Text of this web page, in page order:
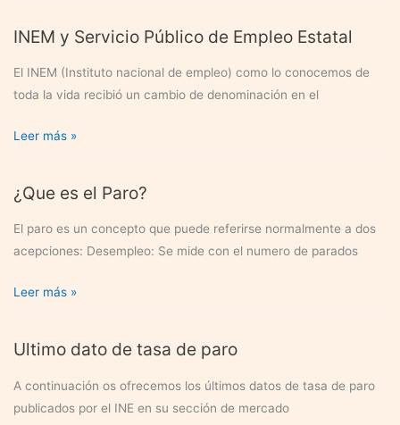
estoy
cobrando
el
y
por
cuenta
ajena
INEM y Servicio Público de Empleo Estatal
El INEM (Instituto nacional de empleo) como lo conocemos de
toda la vida recibió un cambio de denominación en el
INEM
Público
de
Empleo
Leer más »
¿Que es el Paro?
El paro es un concepto que puede referirse normalmente a dos
acepciones: Desempleo: Se mide con el numero de parados
¿Que
Paro?
Leer más »
Ultimo dato de tasa de paro
A continuación os ofrecemos los últimos datos de tasa de paro
publicados por el INE en su sección de mercado